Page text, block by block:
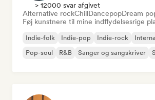
> 12000 svar afgivet
Alternative rockChillDancepopDream
Føj kunstnere til mine indflydelsesrige
Indie-folk Indie-pop Indie-rock
Pop-soul
R&B Sanger og sangskriver